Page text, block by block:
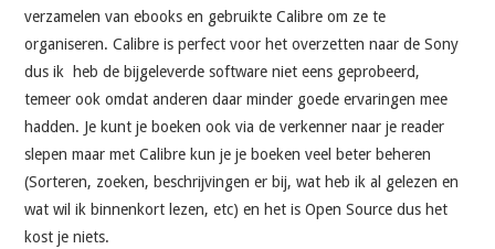
verzamelen van ebooks en gebruikte Calibre om ze te
organiseren. Calibre is perfect voor het overzetten naar de Sony
dus ik heb de bijgeleverde software niet eens geprobeerd,
temeer ook omdat anderen daar minder goede ervaringen mee
hadden. Je kunt je boeken ook via de verkenner naar je reader
slepen maar met Calibre kun je je boeken veel beter beheren
(Sorteren, zoeken, beschrijvingen er bij, wat heb ik al gelezen en
wat wil ik binnenkort lezen, etc) en het is Open Source dus het
kost je niets.